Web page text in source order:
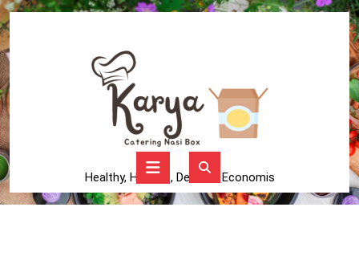
Skip
to
content
Healthy, Higienis, Delicius, Economis
Button